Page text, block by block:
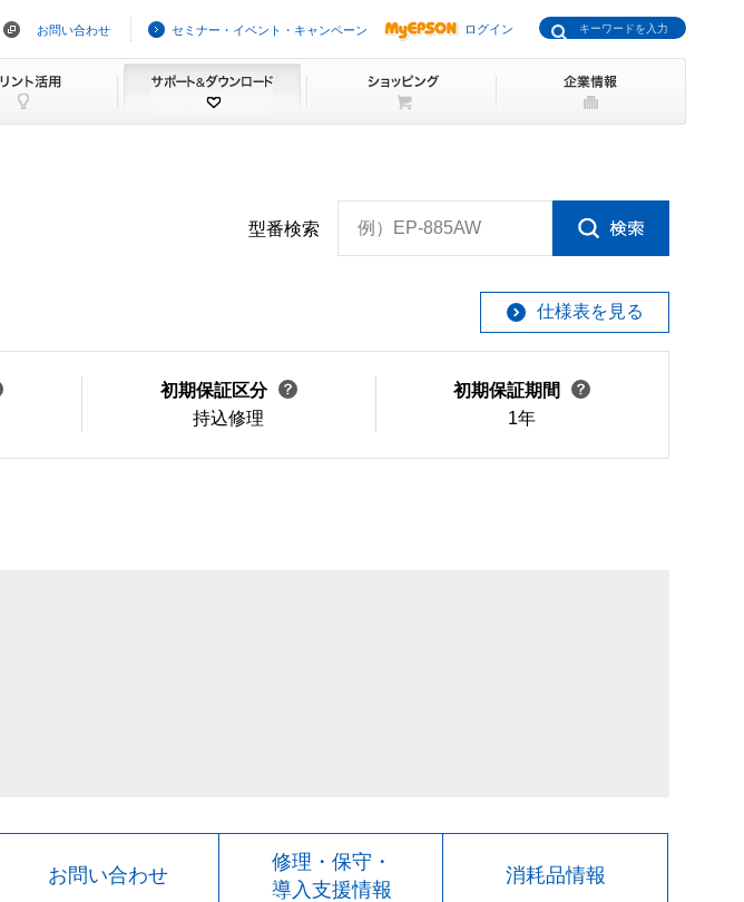
お問い合わせ セミナー・イベント・キャンペーン ログイン
型番検索 例）EP-885AW
仕様表を見る
初期保証区分
持込修理
初期保証期間
1年
お問い合わせ
修理・保守・
導入支援情報
消耗品情報